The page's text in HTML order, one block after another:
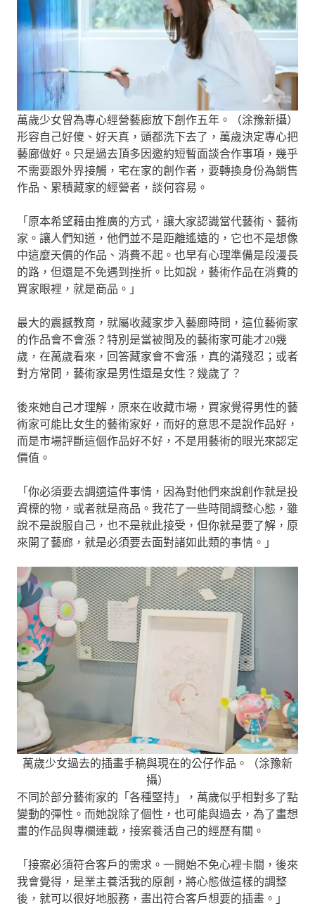
萬歲少女曾為專心經營藝廊放下創作五年。（涂豫新攝）
形容自己好傻、好天真，頭都洗下去了，萬歲決定專心把
藝廊做好。只是過去頂多因邀約短暫面談合作事項，幾乎
不需要跟外界接觸，宅在家的創作者，要轉換身份為銷售
作品、累積藏家的經營者，談何容易。
「原本希望藉由推廣的方式，讓大家認識當代藝術、藝術
家。讓人們知道，他們並不是距離遙遠的，它也不是想像
中這麼天價的作品、消費不起。也早有心理準備是段漫長
的路，但還是不免遇到挫折。比如說，藝術作品在消費的
買家眼裡，就是商品。」
最大的震撼教育，就屬收藏家步入藝廊時問，這位藝術家
的作品會不會漲？特別是當被問及的藝術家可能才20幾
歲，在萬歲看來，回答藏家會不會漲，真的滿殘忍；或者
對方常問，藝術家是男性還是女性？幾歲了？
後來她自己才理解，原來在收藏市場，買家覺得男性的藝
術家可能比女生的藝術家好，而好的意思不是說作品好，
而是市場評斷這個作品好不好，不是用藝術的眼光來認定
價值。
「你必須要去調適這件事情，因為對他們來說創作就是投
資標的物，或者就是商品。我花了一些時間調整心態，雖
說不是說服自己，也不是就此接受，但你就是要了解，原
來開了藝廊，就是必須要去面對諸如此類的事情。」
萬歲少女過去的插畫手稿與現在的公仔作品。（涂豫新
攝）
不同於部分藝術家的「各種堅持」，萬歲似乎相對多了點
變動的彈性。而她說除了個性，也可能與過去，為了畫想
畫的作品與專欄連載，接案養活自己的經歷有關。
「接案必須符合客戶的需求。一開始不免心裡卡關，後來
我會覺得，是業主養活我的原創，將心態做這樣的調整
後，就可以很好地服務，畫出符合客戶想要的插畫。」